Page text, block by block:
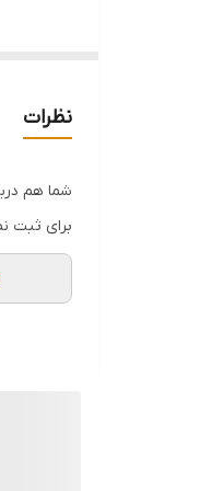
نظرات
شما هم
برای ثبت